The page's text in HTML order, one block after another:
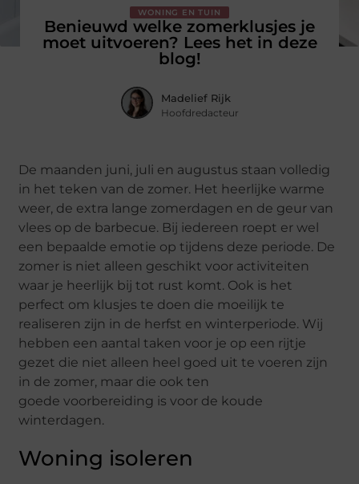
WONING EN TUIN
Benieuwd welke zomerklusjes je
moet uitvoeren? Lees het in deze
blog!
Madelief Rijk
Hoofdredacteur
De maanden juni, juli en augustus staan volledig
in het teken van de zomer. Het heerlijke warme
weer, de extra lange zomerdagen en de geur van
vlees op de barbecue. Bij iedereen roept er wel
een bepaalde emotie op tijdens deze periode. De
zomer is niet alleen geschikt voor activiteiten
waar je heerlijk bij tot rust komt. Ook is het
perfect om klusjes te doen die moeilijk te
realiseren zijn in de herfst en winterperiode. Wij
hebben een aantal takenvoor je op een rijtje
gezet die niet alleen heel goed uit te voeren zijn
in de zomer, maar die ook ten
goede voorbereiding is voor de koude
winterdagen.
Woning isoleren